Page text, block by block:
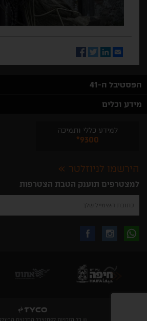
Email
LinkedIn
Twitter
Facebook
הפסטיבל ה-41
מידע וכלים
למידע כללי ותמיכה
*9300
הירשמו לניוזלטר
למצטרפים תוענק הטבת הצטרפות
להזין
שלך
לקבלת
באינסטגרם
עקבו
בפייסבוק
© כל הזכויות לפסטיבל הסרטים